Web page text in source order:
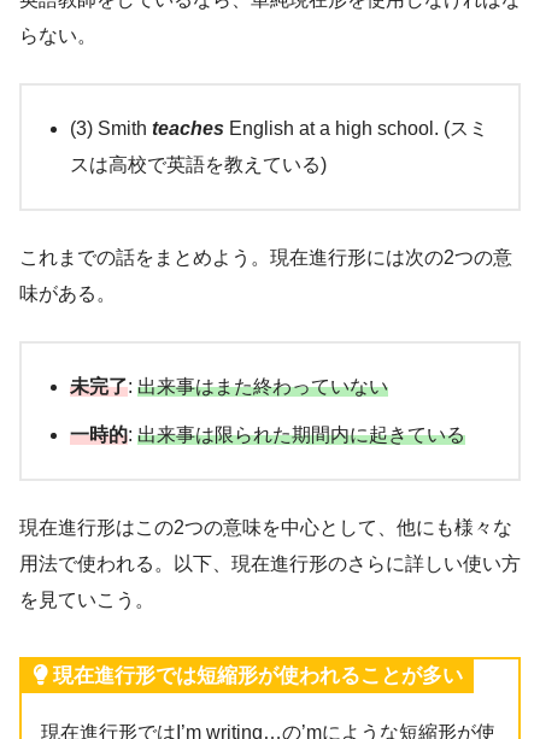
らない。
(3) Smith teaches English at a high school. (スミ
スは高校で英語を教えている)
これまでの話をまとめよう。現在進行形には次の2つの意
味がある。
未完了: 出来事はまた終わっていない
一時的: 出来事は限られた期間内に起きている
現在進行形はこの2つの意味を中心として、他にも様々な
用法で使われる。以下、現在進行形のさらに詳しい使い方
を見ていこう。
現在進行形では短縮形が使われることが多い
現在進行形ではI’m writing…の’mにような短縮形が使